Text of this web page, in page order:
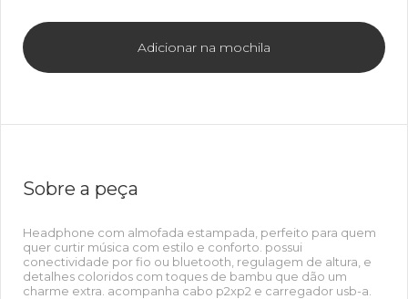
Adicionar na mochila
Sobre a peça
Headphone com almofada estampada, perfeito para quem
quer curtir música com estilo e conforto. possui
conectividade por fio ou bluetooth, regulagem de altura, e
detalhes coloridos com toques de bambu que dão um
charme extra. acompanha cabo p2xp2 e carregador usb-a.